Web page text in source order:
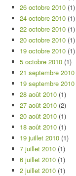
26 octobre 2010 (1)
24 octobre 2010 (1)
22 octobre 2010 (1)
20 octobre 2010 (1)
19 octobre 2010 (1)
5 octobre 2010 (1)
21 septembre 2010
19 septembre 2010
28 août 2010 (1)
27 août 2010 (2)
20 août 2010 (1)
18 août 2010 (1)
19 juillet 2010 (1)
7 juillet 2010 (1)
6 juillet 2010 (1)
2 juillet 2010 (1)